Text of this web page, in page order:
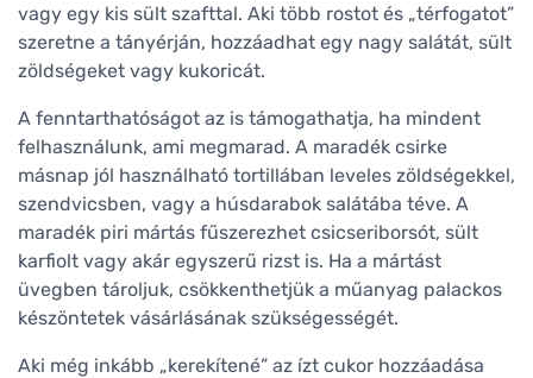
vagy egy kis sült szafttal. Aki több rostot és „térfogatot”
szeretne a tányérján, hozzáadhat egy nagy salátát, sült
zöldségeket vagy kukoricát.
A fenntarthatóságot az is támogathatja, ha mindent
felhasználunk, ami megmarad. A maradék csirke
másnap jól használható tortillában leveles zöldségekkel,
szendvicsben, vagy a húsdarabok salátába téve. A
maradék piri mártás fűszerezhet csicseriborsót, sült
karfiolt vagy akár egyszerű rizst is. Ha a mártást
üvegben tároljuk, csökkenthetjük a műanyag palackos
készöntetek vásárlásának szükségességét.
Aki még inkább „kerekítené” az ízt cukor hozzáadása